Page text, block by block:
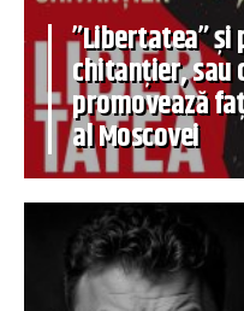
”Libertatea”
chitanțier, sau
promovează
al Moscovei